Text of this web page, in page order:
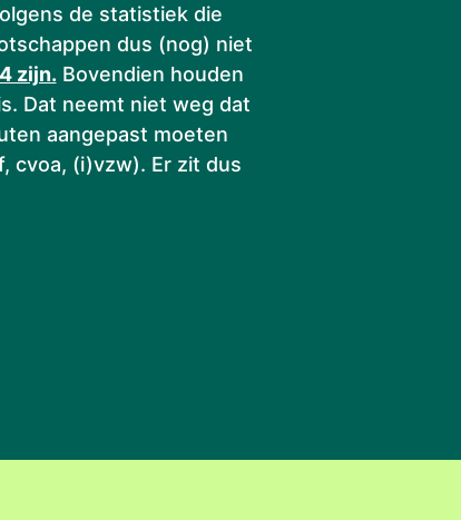
de statistiek die
dus (nog) niet
zijn. Bovendien houden
Dat neemt niet weg dat
aangepast moeten
cvoa, (i)vzw). Er zit dus